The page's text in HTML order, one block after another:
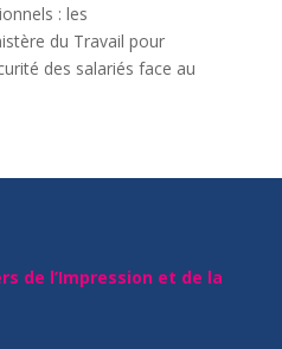
: les
du Travail pour
des salariés face au
de l’Impression et de la